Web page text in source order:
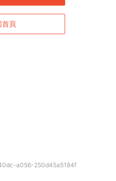
首頁
a056-250d45a5184f